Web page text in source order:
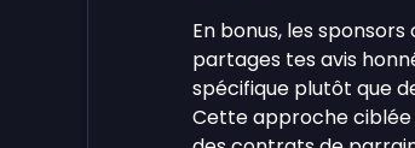
En bonus, les
partages tes avis
spécifique plutôt que
Cette approche